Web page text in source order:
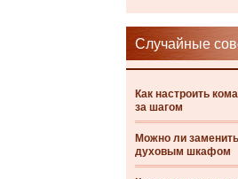
Случайные
Как настроить
за шагом
Можно ли
духовым шкафом